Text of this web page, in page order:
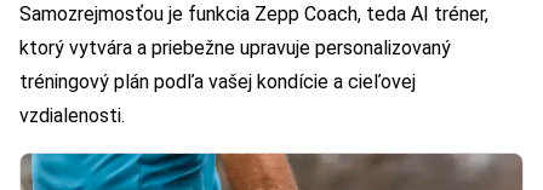
Samozrejmosťou je funkcia Zepp Coach, teda AI tréner,
ktorý vytvára a priebežne upravuje personalizovaný
tréningový plán podľa vašej kondície a cieľovej
vzdialenosti.